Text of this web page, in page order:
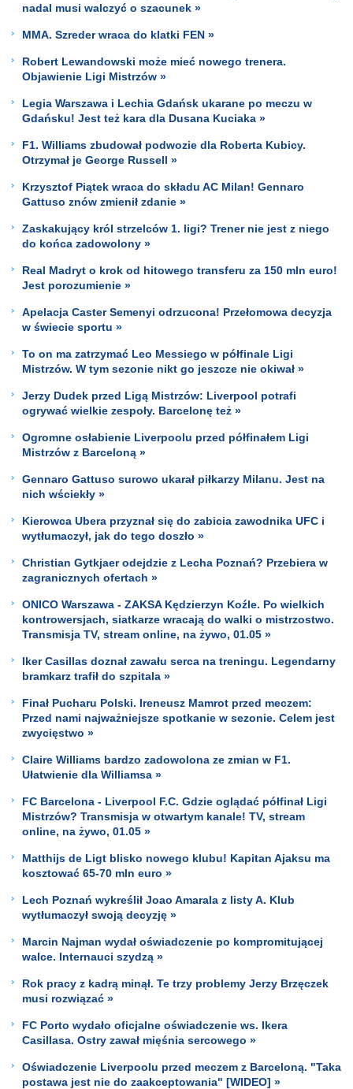
nadal musi walczyć o szacunek »
MMA. Szreder wraca do klatki FEN »
Robert Lewandowski może mieć nowego trenera.
Objawienie Ligi Mistrzów »
Legia Warszawa i Lechia Gdańsk ukarane po meczu w
Gdańsku! Jest też kara dla Dusana Kuciaka »
F1. Williams zbudował podwozie dla Roberta Kubicy.
Otrzymał je George Russell »
Krzysztof Piątek wraca do składu AC Milan! Gennaro
Gattuso znów zmienił zdanie »
Zaskakujący król strzelców 1. ligi? Trener nie jest z niego
do końca zadowolony »
Real Madryt o krok od hitowego transferu za 150 mln euro!
Jest porozumienie »
Apelacja Caster Semenyi odrzucona! Przełomowa decyzja
w świecie sportu »
To on ma zatrzymać Leo Messiego w półfinale Ligi
Mistrzów. W tym sezonie nikt go jeszcze nie okiwał »
Jerzy Dudek przed Ligą Mistrzów: Liverpool potrafi
ogrywać wielkie zespoły. Barcelonę też »
Ogromne osłabienie Liverpoolu przed półfinałem Ligi
Mistrzów z Barceloną »
Gennaro Gattuso surowo ukarał piłkarzy Milanu. Jest na
nich wściekły »
Kierowca Ubera przyznał się do zabicia zawodnika UFC i
wytłumaczył, jak do tego doszło »
Christian Gytkjaer odejdzie z Lecha Poznań? Przebiera w
zagranicznych ofertach »
ONICO Warszawa - ZAKSA Kędzierzyn Koźle. Po wielkich
kontrowersjach, siatkarze wracają do walki o mistrzostwo.
Transmisja TV, stream online, na żywo, 01.05 »
Iker Casillas doznał zawału serca na treningu. Legendarny
bramkarz trafił do szpitala »
Finał Pucharu Polski. Ireneusz Mamrot przed meczem:
Przed nami najważniejsze spotkanie w sezonie. Celem jest
zwycięstwo »
Claire Williams bardzo zadowolona ze zmian w F1.
Ułatwienie dla Williamsa »
FC Barcelona - Liverpool F.C. Gdzie oglądać półfinał Ligi
Mistrzów? Transmisja w otwartym kanale! TV, stream
online, na żywo, 01.05 »
Matthijs de Ligt blisko nowego klubu! Kapitan Ajaksu ma
kosztować 65-70 mln euro »
Lech Poznań wykreślił Joao Amarala z listy A. Klub
wytłumaczył swoją decyzję »
Marcin Najman wydał oświadczenie po kompromitującej
walce. Internauci szydzą »
Rok pracy z kadrą minął. Te trzy problemy Jerzy Brzęczek
musi rozwiązać »
FC Porto wydało oficjalne oświadczenie ws. Ikera
Casillasa. Ostry zawał mięśnia sercowego »
Oświadczenie Liverpoolu przed meczem z Barceloną. "Taka
postawa jest nie do zaakceptowania" [WIDEO] »